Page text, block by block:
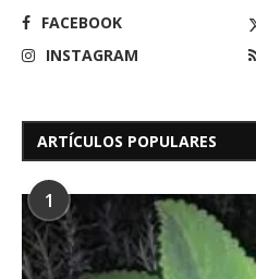
FACEBOOK
INSTAGRAM
ARTÍCULOS POPULARES
1